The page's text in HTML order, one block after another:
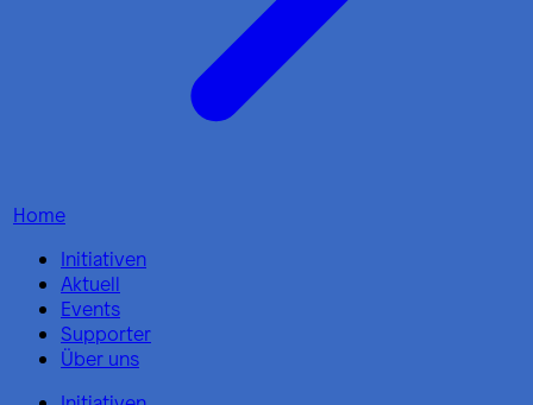
Home
Initiativen
Aktuell
Events
Supporter
Über uns